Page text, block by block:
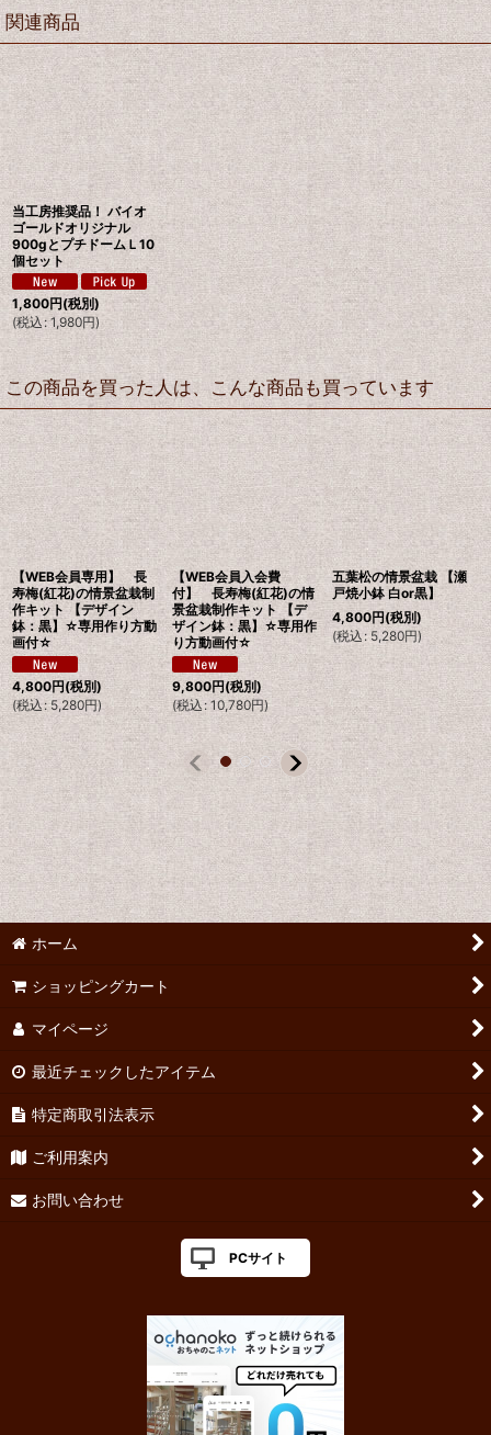
関連商品
当工房推奨品！ バイオ
ゴールドオリジナル
900gとプチドームＬ10
個セット
1,800円(税別)
(税込 : 1,980円)
この商品を買った人は、こんな商品も買っています
【WEB会員専用】 長
寿梅(紅花)の情景盆栽制
作キット 【デザイン
鉢：黒】☆専用作り方動
画付☆
4,800円(税別)
(税込: 5,280円)
【WEB会員入会費
付】 長寿梅(紅花)の情
景盆栽制作キット 【デ
ザイン鉢：黒】☆専用作
り方動画付☆
9,800円(税別)
(税込 : 10,780円)
五葉松の情景盆栽 【瀬
戸焼小鉢 白or黒】
4,800円(税別)
(税込 : 5,280円)
ホーム
ショッピングカート
マイページ
最近チェックしたアイテム
特定商取引法表示
ご利用案内
お問い合わせ
PCサイト